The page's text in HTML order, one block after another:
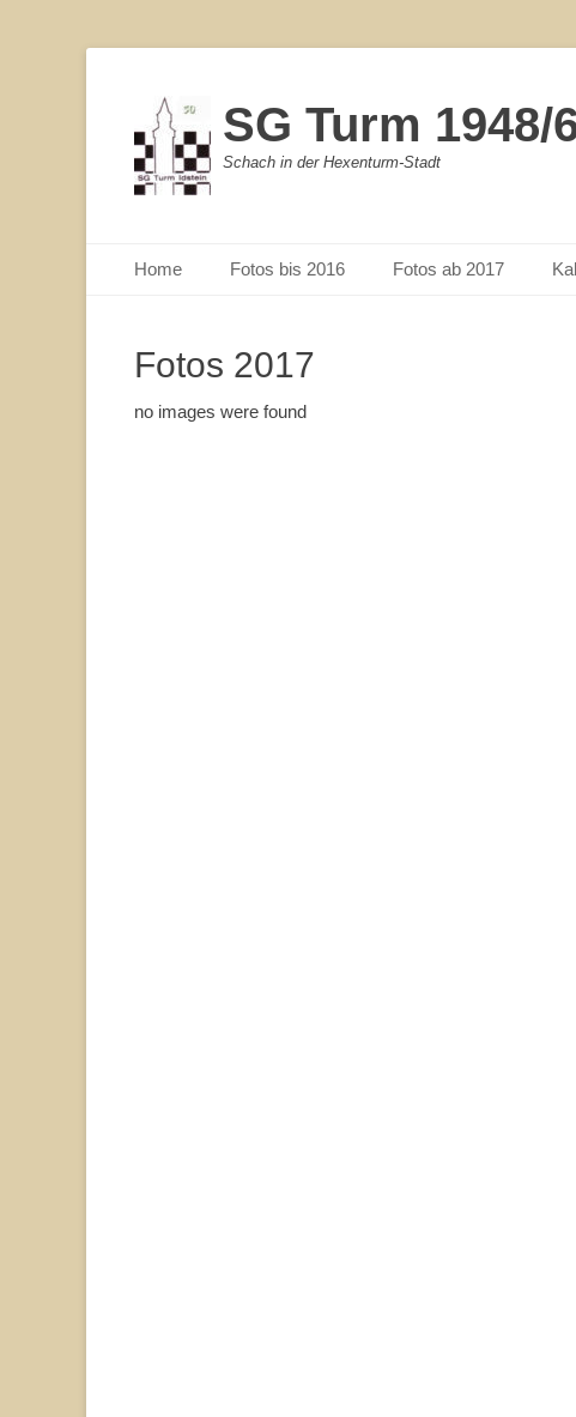
SG Turm 1948/
Schach in der Hexenturm-Stadt
Primärmenu
Home Fotos bis 2016 Fotos ab 2017
Fotos 2017
no images were found